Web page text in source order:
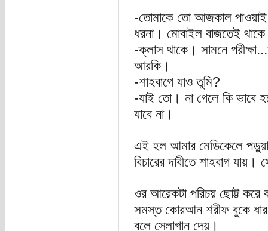
-তোমাকে তো আজকাল
ধরনা। মোবাইল বাজতেই
-ক্লাস থাকে। সামনে
আরকি।
-শাহবাগে যাও তুমি?
-যাই তো। না গেলে কি ভাবে
যাবে না।
এই হল আমার মেডিকেলে
বিচারের দাবীতে শাহবাগ
ওর আরেকটা পরিচয় ছোট্ট
সমস্ত কোরআন শরীফ বুকে
বলে স্লোগান দেয়।